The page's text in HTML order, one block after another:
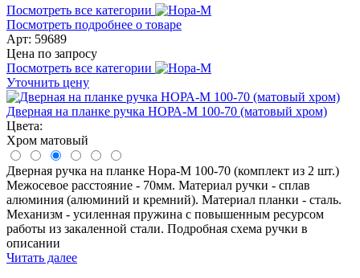
Посмотреть все категории
Посмотреть подробнее о товаре
Арт: 59689
Цена по запросу
Посмотреть все категории
Уточнить цену
Дверная на планке ручка НОРА-М 100-70 (матовый хром)
Цвета:
Хром матовый
Дверная ручка на планке Нора-М 100-70 (комплект из 2 шт.)
Межосевое расстояние - 70мм. Материал ручки - сплав
алюминия (алюминий и кремний). Материал планки - сталь.
Механизм - усиленная пружина с повышенным ресурсом
работы из закаленной стали. Подробная схема ручки в
описании
Читать далее